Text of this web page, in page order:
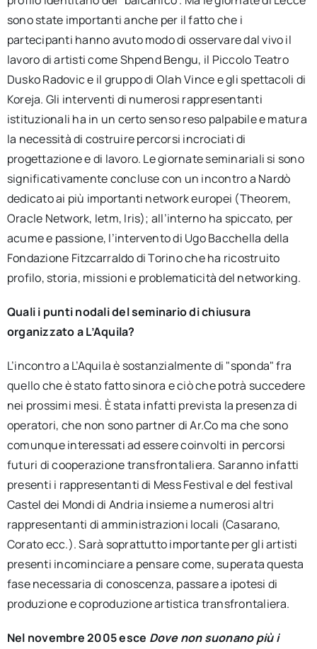
sono state importanti anche per il fatto che i
partecipanti hanno avuto modo di osservare dal vivo il
lavoro di artisti come Shpend Bengu, il Piccolo Teatro
Dusko Radovic e il gruppo di Olah Vince e gli spettacoli di
Koreja. Gli interventi di numerosi rappresentanti
istituzionali ha in un certo senso reso palpabile e matura
la necessità di costruire percorsi incrociati di
progettazione e di lavoro. Le giornate seminariali si sono
significativamente concluse con un incontro a Nardò
dedicato ai più importanti network europei (Theorem,
Oracle Network, Ietm, Iris); all’interno ha spiccato, per
acume e passione, l’intervento di Ugo Bacchella della
Fondazione Fitzcarraldo di Torino che ha ricostruito
profilo, storia, missioni e problematicità del networking.
Quali i punti nodali del seminario di chiusura
organizzato a L’Aquila?
L’incontro a L’Aquila è sostanzialmente di "sponda" fra
quello che è stato fatto sinora e ciò che potrà succedere
nei prossimi mesi. È stata infatti prevista la presenza di
operatori, che non sono partner di Ar.Co ma che sono
comunque interessati ad essere coinvolti in percorsi
futuri di cooperazione transfrontaliera. Saranno infatti
presenti i rappresentanti di Mess Festival e del festival
Castel dei Mondi di Andria insieme a numerosi altri
rappresentanti di amministrazioni locali (Casarano,
Corato ecc.). Sarà soprattutto importante per gli artisti
presenti incominciare a pensare come, superata questa
fase necessaria di conoscenza, passare a ipotesi di
produzione e coproduzione artistica transfrontaliera.
Nel novembre 2005 esce Dove non suonano più i